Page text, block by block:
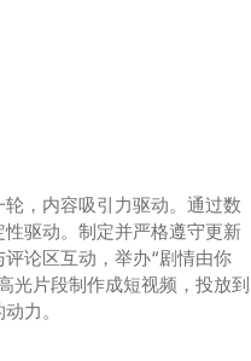
，内容吸引力驱动。通过数
驱动。制定并严格遵守更新
论区互动，举办“剧情由你
光片段制作成短视频，投放到
力。